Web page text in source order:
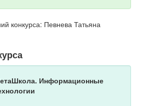
конкурса: Певнева Татьяна
Информационные